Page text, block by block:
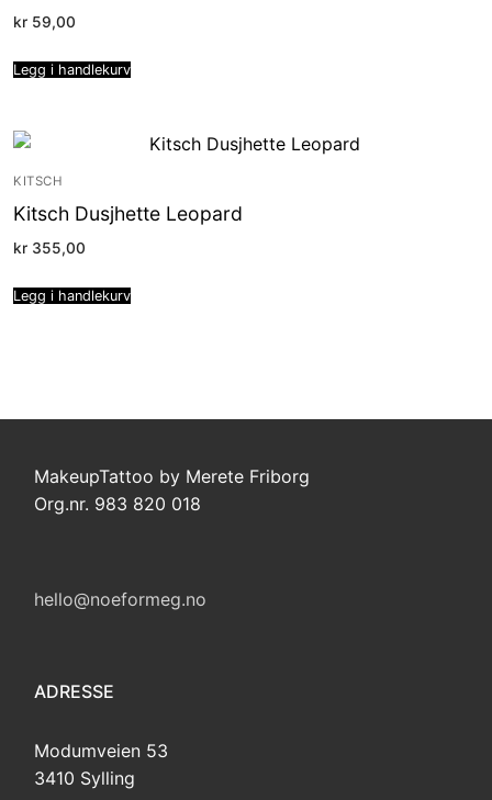
kr 59,00
Legg i handlekurv
KITSCH
Kitsch Dusjhette Leopard
kr 355,00
Legg i handlekurv
MakeupTattoo by Merete Friborg
Org.nr. 983 820 018
hello@noeformeg.no
ADRESSE
Modumveien 53
3410 Sylling